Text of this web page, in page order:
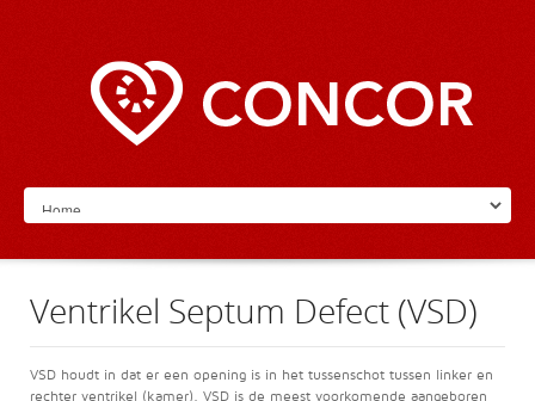
Ventrikel Septum Defect (VSD)
VSD houdt in dat er een opening is in het tussenschot tussen linker en
rechter ventrikel (kamer). VSD is de meest voorkomende aangeboren